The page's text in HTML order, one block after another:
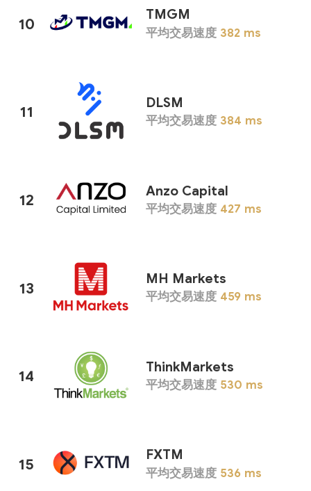
10 TMGM
平均交易速度 382 ms
11 DLSM
平均交易速度 384 ms
12 Anzo Capital
平均交易速度 427 ms
13 MH Markets
平均交易速度 459 ms
14 ThinkMarkets
平均交易速度 530 ms
15 FXTM
平均交易速度 536 ms